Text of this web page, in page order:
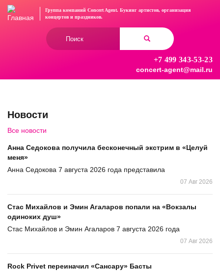
Перейти
Группа компаний Concert Agent. Букинг артистов, организация
концертови праздников.
+7 499 343-53-23
concert-agent@mail.ru
Новости
Все новости
Анна Седокова получила бесконечный экстрим в «Целуй
меня»
Анна Седокова 7 августа 2026 года представила
07 Авг 2026
Стас Михайлов и Эмин Агаларов попали на «Вокзалы
одиноких душ»
Стас Михайлов и Эмин Агаларов 7 августа 2026 года
07 Авг 2026
Rock Privet переиначил «Сансару» Басты